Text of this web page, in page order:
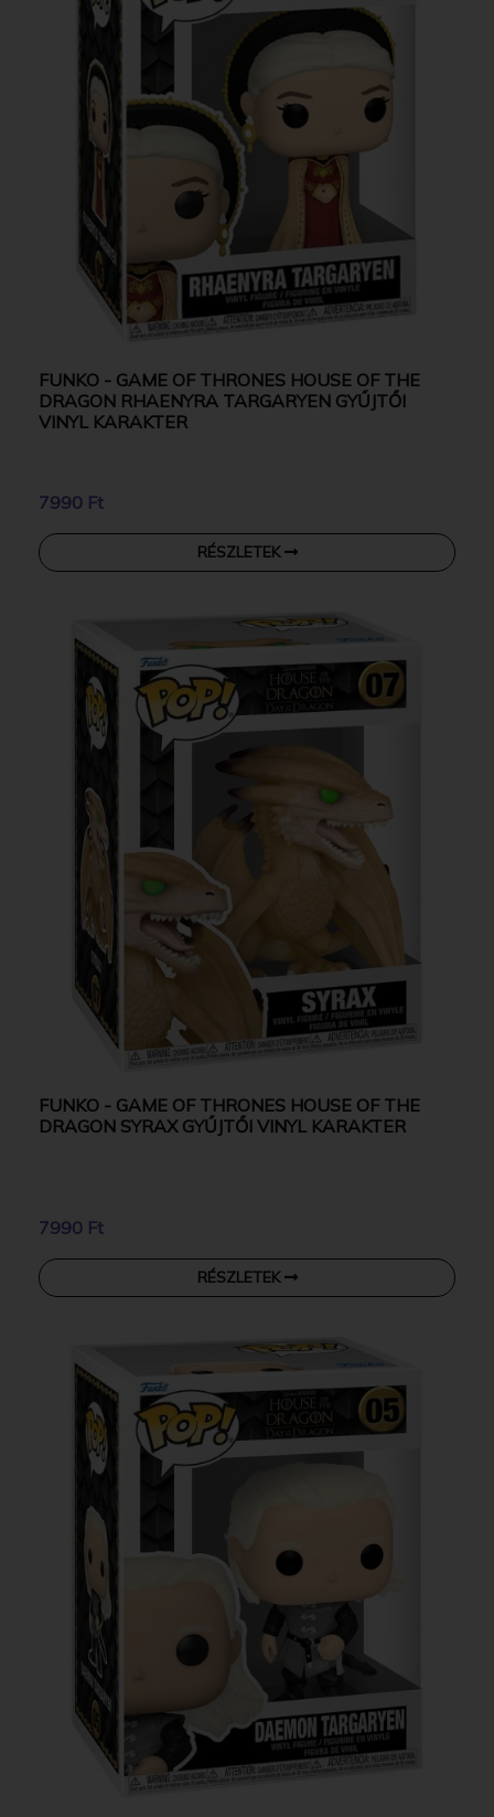
FUNKO - GAME OF THRONES HOUSE OF THE
DRAGON RHAENYRA TARGARYEN GYŰJTŐI
VINYL KARAKTER
7990 Ft
RÉSZLETEK
FUNKO - GAME OF THRONES HOUSE OF THE
DRAGON SYRAX GYŰJTŐI VINYL KARAKTER
7990 Ft
RÉSZLETEK